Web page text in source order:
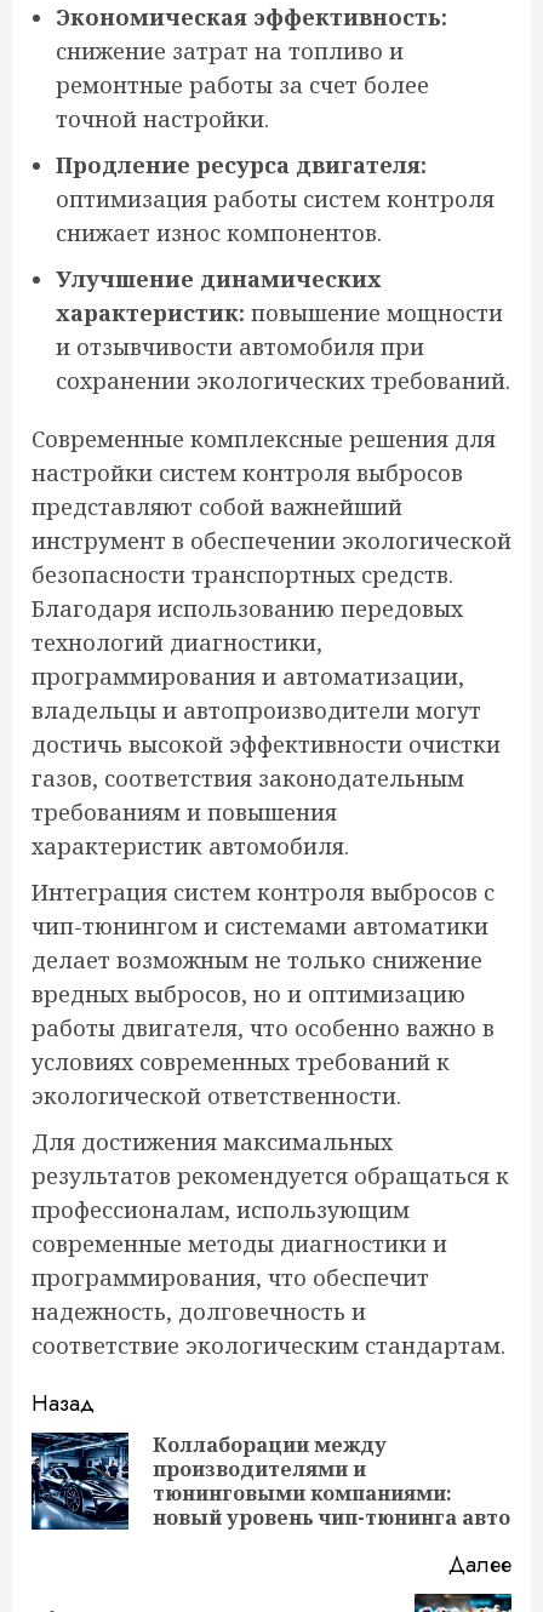
Экономическая эффективность:
снижение затрат на топливо и
ремонтные работы за счет более
точной настройки.
Продление ресурса двигателя:
оптимизация работы систем контроля
снижает износ компонентов.
Улучшение динамических
характеристик: повышение мощности
и отзывчивости автомобиля при
сохранении экологических требований.
Современные комплексные решения для
настройки систем контроля выбросов
представляют собой важнейший
инструмент в обеспечении экологической
безопасности транспортных средств.
Благодаря использованию передовых
технологий диагностики,
программирования и автоматизации,
владельцы и автопроизводители могут
достичь высокой эффективности очистки
газов, соответствия законодательным
требованиям и повышения
характеристик автомобиля.
Интеграция систем контроля выбросов с
чип-тюнингом и системами автоматики
делает возможным не только снижение
вредных выбросов, но и оптимизацию
работы двигателя, что особенно важно в
условиях современных требований к
экологической ответственности.
Для достижения максимальных
результатов рекомендуется обращаться к
профессионалам, использующим
современные методы диагностики и
программирования, что обеспечит
надежность, долговечность и
соответствие экологическим стандартам.
Продолжить
чтение
Назад
Коллаборации между
производителями и
тюнинговыми компаниями:
новый уровень чип-тюнинга авто
Далее